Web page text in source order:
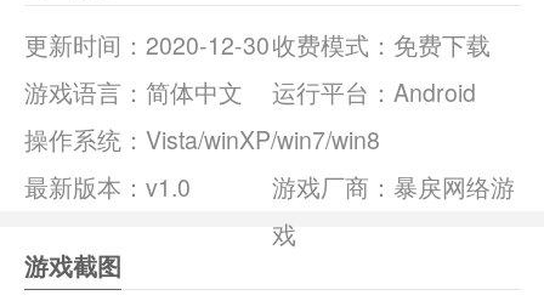
更新时间： 2020-12-30收费模式： 免费下载
游戏语言： 简体中文 运行平台： Android
操作系统： Vista/winXP/win7/win8
最新版本：v1.0
游戏厂商：暴戾网络游
戏
游戏截图